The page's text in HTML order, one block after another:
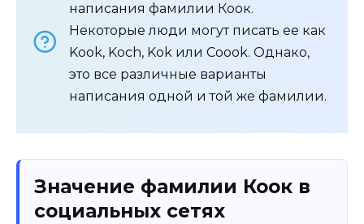
написания фамилии Коок.
Некоторые люди могут писать ее как
Kook, Koch, Kok или Coook. Однако,
это все различные варианты
написания одной и той же фамилии.
Значение фамилии Коок в
социальных сетях